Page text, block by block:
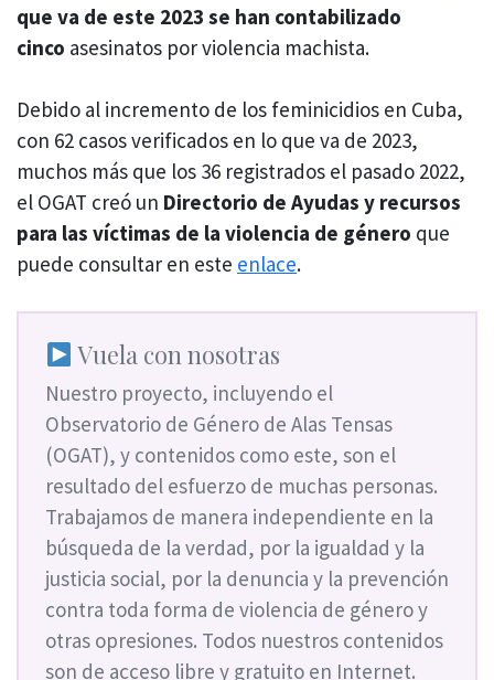
que va de este 2023 se han contabilizado
cinco asesinatos por violencia machista.
Debido al incremento de los feminicidios en Cuba,
con 62 casos verificados en lo que va de 2023,
muchos más que los 36 registrados el pasado 2022,
el OGAT creó un Directorio de Ayudas y recursos
para las víctimas de la violencia de género que
puede consultar en este enlace.
Vuela con nosotras
Nuestro proyecto, incluyendo el
Observatorio de Género de Alas Tensas
(OGAT), y contenidos como este, son el
resultado del esfuerzo de muchas personas.
Trabajamos de manera independiente en la
búsqueda de la verdad, por la igualdad y la
justicia social, por la denuncia y la prevención
contra toda forma de violencia de género y
otras opresiones. Todos nuestros contenidos
son de acceso libre y gratuito en Internet.